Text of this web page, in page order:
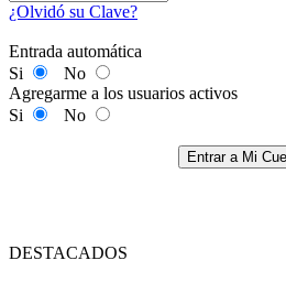
¿Olvidó su Clave?
Entrada automática
Si
No
Agregarme a los usuarios activos
Si
No
Entrar a Mi
DESTACADOS